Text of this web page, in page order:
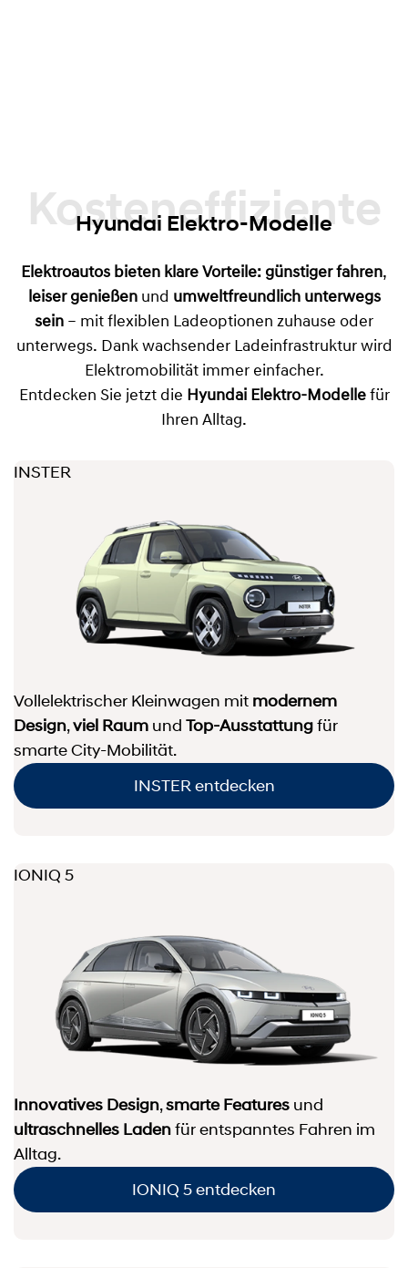
Kosteneffiziente
Hyundai Elektro-Modelle
Elektroautos bieten klare Vorteile: günstiger fahren,
leiser genießenund umweltfreundlich unterwegs
sein – mit flexiblen Ladeoptionen zuhause oder
unterwegs. Dank wachsender Ladeinfrastruktur wird
Elektromobilität immer einfacher.
Entdecken Sie jetzt die Hyundai Elektro-Modellefür
Ihren Alltag.
INSTER
Vollelektrischer Kleinwagen mit modernem
Design,viel Raum und Top-Ausstattungfür
smarte City-Mobilität.
INSTER entdecken
IONIQ 5
Innovatives Design,smarte Features und
ultraschnelles Ladenfür entspanntes Fahren im
Alltag.
IONIQ 5 entdecken